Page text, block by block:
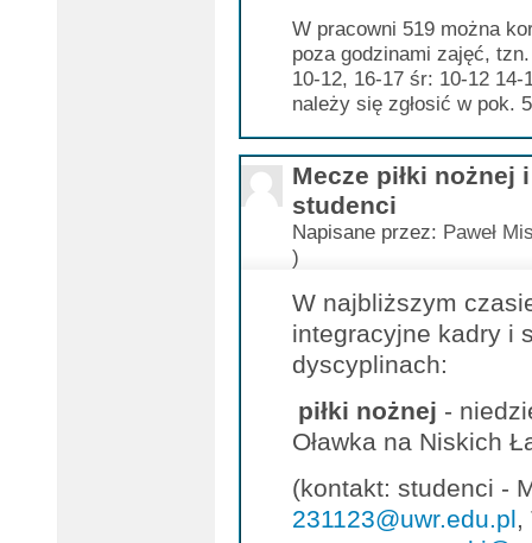
W pracowni 519 można
poza godzinami zajęć,
10-12, 16-17 śr: 10-12
należy się zgłosić w pok.
Mecze piłki nożnej
studenci
Napisane przez: Paweł
)
W najbliższym
integracyjne kadry i
dyscyplinach:
piłki nożnej -
Oławka na Niskich
(kontakt: studenci -
231123@uwr.edu.pl,